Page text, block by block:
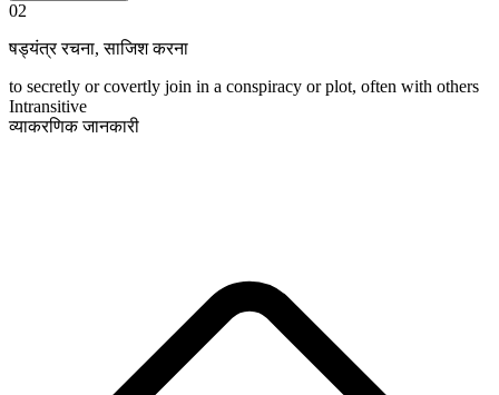
02
षड्यंत्र रचना,साजिश करना
to secretly or covertly join in a conspiracy or plot, often with others
Intransitive
व्याकरणिक जानकारी